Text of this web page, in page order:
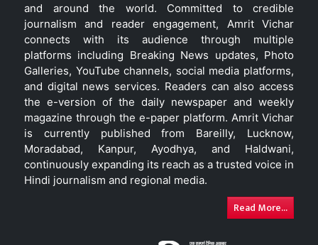
and around the world. Committed to credible
journalism and reader engagement, Amrit Vichar
connects with its audience through multiple
platforms including Breaking News updates, Photo
Galleries, YouTube channels, social media platforms,
and digital news services. Readers can also access
the e-version of the daily newspaper and weekly
magazine through the e-paper platform. Amrit Vichar
is currently published from Bareilly, Lucknow,
Moradabad, Kanpur, Ayodhya, and Haldwani,
continuously expanding its reach as a trusted voice in
Hindi journalism and regional media.
Read More...